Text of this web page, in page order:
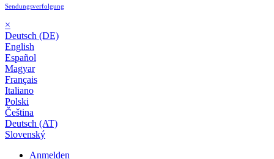
Sendungsverfolgung
×
Deutsch (DE)
English
Español
Magyar
Français
Italiano
Polski
Čeština
Deutsch (AT)
Slovenský
Anmelden